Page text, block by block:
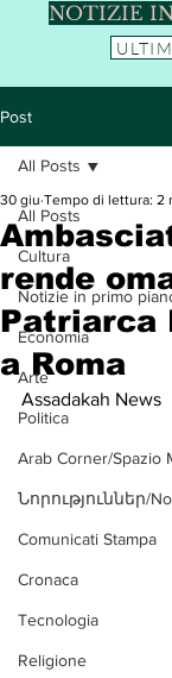
NOTIZIE
Post
All Posts
Cultura
Notizie in primo
Economia
Arte
Politica
Arab Corner/Spazio
Նորություններ/
Comunicati Stampa
Cronaca
Tecnologia
Religione
All Posts
rende
Patriarca
a Roma
30 giu Tempo di lettura: 2
Assadakah News